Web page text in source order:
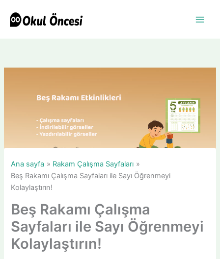
atla
Ana sayfa
Rakam Çalışma Sayfaları
Beş Rakamı Çalışma Sayfaları ile Sayı Öğrenmeyi
Kolaylaştırın!
Beş Rakamı Çalışma
Sayfaları ile Sayı Öğrenmeyi
Kolaylaştırın!